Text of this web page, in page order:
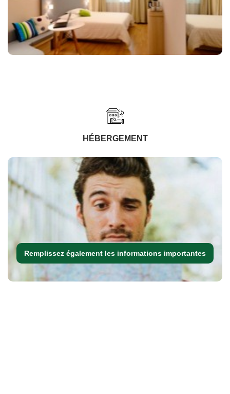
HÉBERGEMENT
Remplissez également les informations importantes